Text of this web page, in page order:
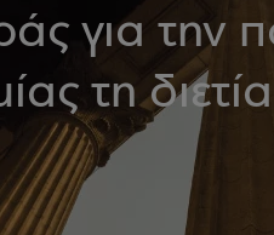
για την
τη